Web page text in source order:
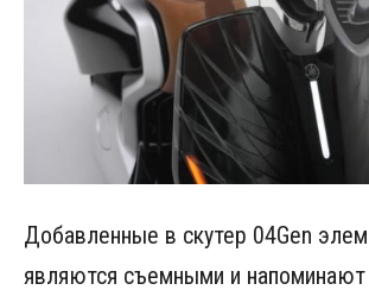
Добавленные в скутер 04Gen
являются съемными и напоминают